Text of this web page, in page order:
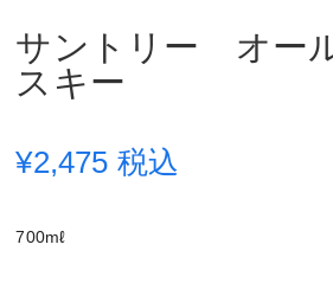
サントリー オー
スキー
¥2,475 税込
700mℓ